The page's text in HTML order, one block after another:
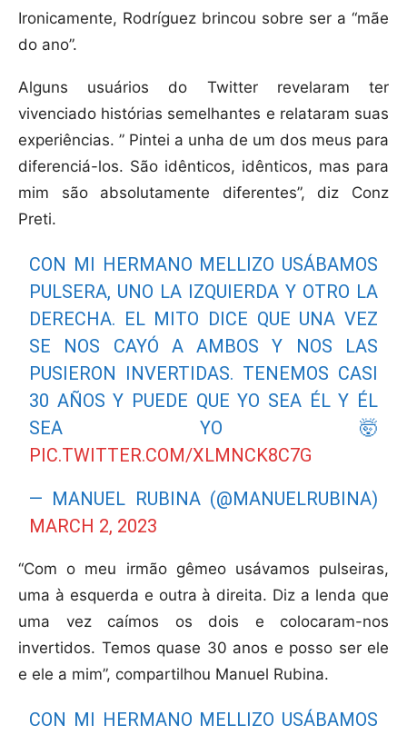
Ironicamente, Rodríguez brincou sobre ser a “mãe
do ano”.
Alguns usuários do Twitter revelaram ter
vivenciado histórias semelhantes e relataram suas
experiências. ” Pintei a unha de um dos meus para
diferenciá-los. São idênticos, idênticos, mas para
mim são absolutamente diferentes”, diz Conz
Preti.
CON MI HERMANO MELLIZO USÁBAMOS
PULSERA, UNO LA IZQUIERDA Y OTRO LA
DERECHA. EL MITO DICE QUE UNA VEZ
SE NOS CAYÓ A AMBOS Y NOS LAS
PUSIERON INVERTIDAS. TENEMOS CASI
30 AÑOS Y PUEDE QUE YO SEA ÉL Y ÉL
SEA YO 🤯
PIC.TWITTER.COM/XLMNCK8C7G
— MANUEL RUBINA (@MANUELRUBINA)
MARCH 2, 2023
“Com o meu irmão gêmeo usávamos pulseiras,
uma à esquerda e outra à direita. Diz a lenda que
uma vez caímos os dois e colocaram-nos
invertidos. Temos quase 30 anos e posso ser ele
e ele a mim”, compartilhou Manuel Rubina.
CON MI HERMANO MELLIZO USÁBAMOS